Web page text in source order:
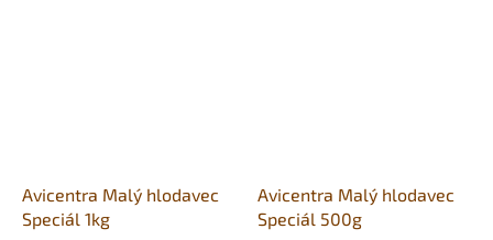
Avicentra Malý hlodavec
Speciál 1kg
Avicentra Malý hlodavec
Speciál 500g